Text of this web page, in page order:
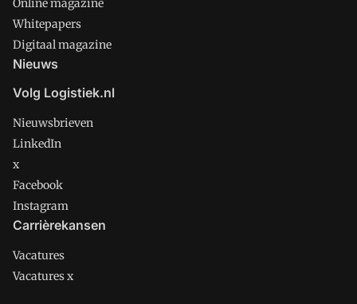
Online magazine
Whitepapers
Digitaal magazine
Nieuws
Volg Logistiek.nl
Nieuwsbrieven
LinkedIn
x
Facebook
Instagram
Carrièrekansen
Vacatures
Vacatures x